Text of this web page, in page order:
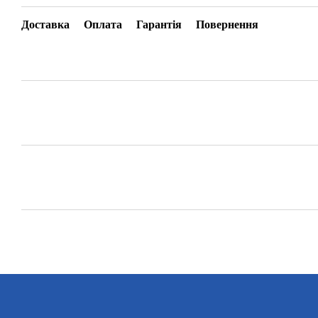
Доставка Оплата Гарантія Повернення